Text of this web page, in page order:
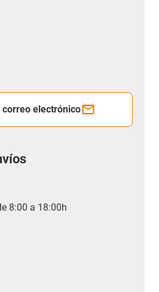
correo electrónico
8:00 a 18:00h